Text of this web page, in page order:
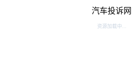
汽车投诉网
资源加载中...